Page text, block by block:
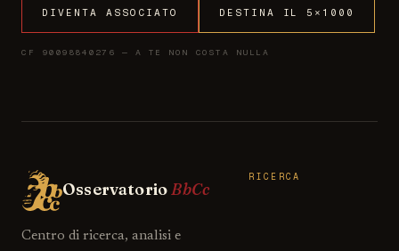
DIVENTA ASSOCIATO DESTINA IL 5×1000
CF 90098840276 — A TE NON COSTA NULLA
OsservatorioBbCc
Centro di ricerca, analisi e
RICERCA